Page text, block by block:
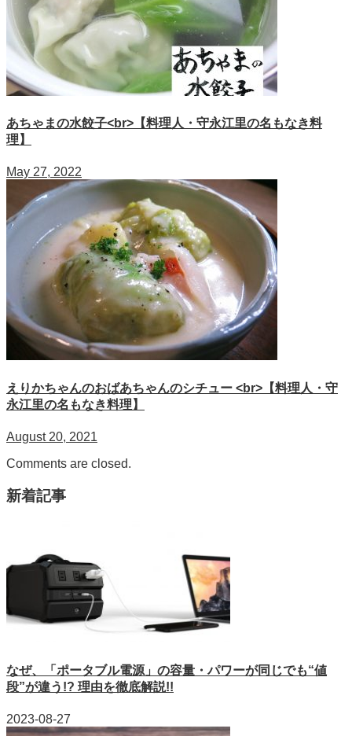
あちゃまの水餃子<br>【料理人・守永江里の名もなき料
理】
May 27, 2022
えりかちゃんのおばあちゃんのシチュー <br>【料理人・守
永江里の名もなき料理】
August 20, 2021
Comments are closed.
新着記事
なぜ、「ポータブル電源」の容量・パワーが同じでも“値
段”が違う!? 理由を徹底解説!!
2023-08-27